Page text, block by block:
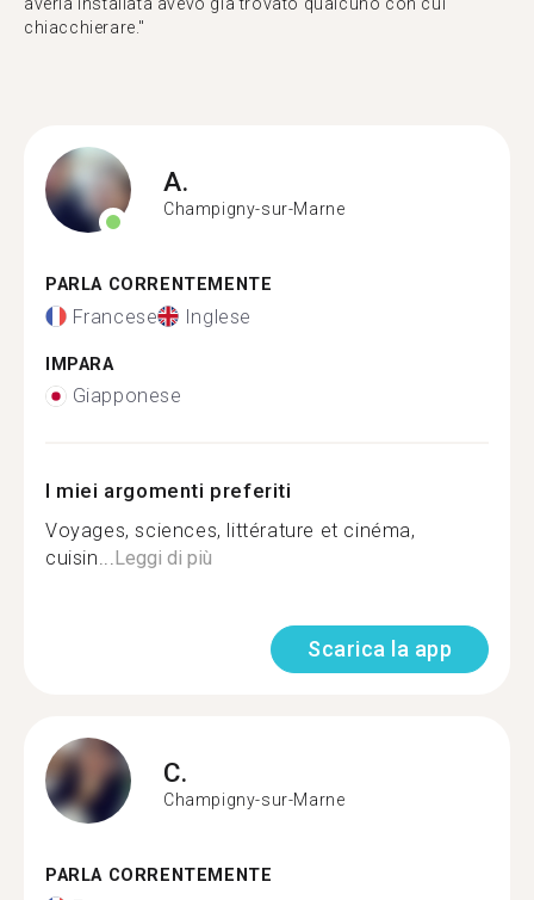
chiacchierare."
A.
Champigny-sur-Marne
PARLA CORRENTEMENTE
Francese Inglese
IMPARA
Giapponese
I miei argomenti preferiti
Voyages, sciences, littérature et cinéma,
cuisin...Leggi di più
Scarica la app
C.
Champigny-sur-Marne
PARLA CORRENTEMENTE